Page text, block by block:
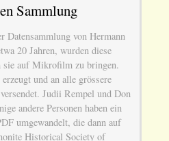
Sammlung
Datensammlung von Hermann
20 Jahren, wurden diese
sie auf Mikrofilm zu bringen.
und an alle grössere
Judii Rempel und Don
andere Personen haben ein
umgewandelt, die dann auf
Historical Society of